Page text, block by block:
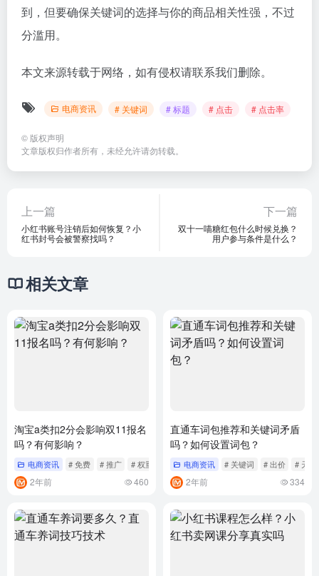
到，但要确保关键词的选择与你的商品相关性强，不过
分滥用。
本文来源转载于网络，如有侵权请联系我们删除。
电商资讯 # 关键词 # 标题 # 点击 # 点击率
© 版权声明
文章版权归作者所有，未经允许请勿转载。
上一篇
小红书账号注销后如何恢复？小
红书封号会被警察找吗？
下一篇
双十一喵糖红包什么时候兑换？
用户参与条件是什么？
相关文章
淘宝a类扣2分会影响双11报名
吗？有何影响？
电商资讯 # 免费 # 推广 # 权重
2年前 460
直通车词包推荐和关键词矛盾
吗？如何设置词包？
电商资讯 # 关键词 # 出价 # 天猫
2年前 334